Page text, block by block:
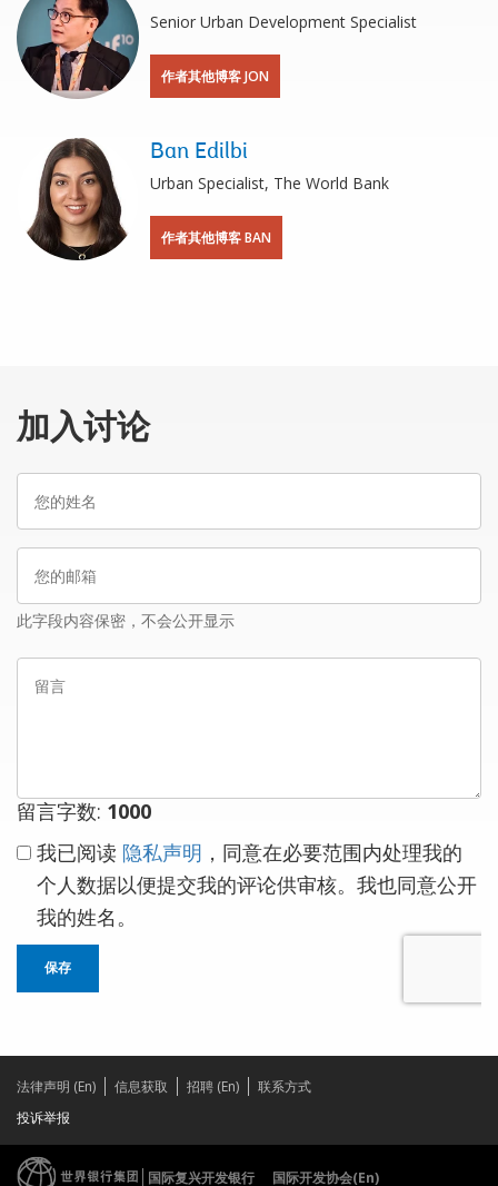
Senior Urban Development Specialist
作者其他博客 JON
Ban Edilbi
Urban Specialist, The World Bank
作者其他博客 BAN
加入讨论
邮
此字段内容保密，不会公开显示
留言字数: 1000
我已阅读 隐私声明 ，同意在必要范围内处理我的
个人数据以便提交我的评论供审核。我也同意公开
我的姓名。
保存
法律声明 (En) 信息获取 招聘 (En)
联系方式
投诉举报
国际复兴开发银行 国际开发协会(En)